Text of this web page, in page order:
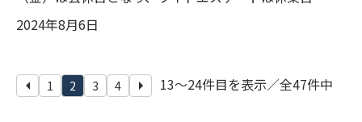
2024年8月6日
投稿のページ送り
1 2 3 4 13〜24件目を表示／全47件中